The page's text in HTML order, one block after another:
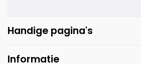
Handige pagina's
Informatie